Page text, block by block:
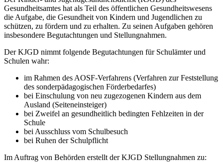
Gesundheitsamtes hat als Teil des öffentlichen Gesundheitswesens
die Aufgabe, die Gesundheit von Kindern und Jugendlichen zu
schützen, zu fördern und zu erhalten. Zu seinen Aufgaben gehören
insbesondere Begutachtungen und Stellungnahmen.
Der KJGD nimmt folgende Begutachtungen für Schulämter und
Schulen wahr:
im Rahmen des AOSF-Verfahrens (Verfahren zur Feststellung
des sonderpädagogischen Förderbedarfes)
bei Einschulung von neu zugezogenen Kindern aus dem
Ausland (Seiteneinsteiger)
bei Zweifel an gesundheitlich bedingten Fehlzeiten in der
Schule
bei Ausschluss vom Schulbesuch
bei Ruhen der Schulpflicht
Im Auftrag von Behörden erstellt der KJGD Stellungnahmen zu: